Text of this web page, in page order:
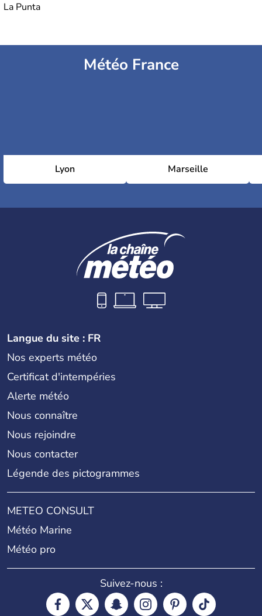
La Punta
Météo France
Lyon Marseille
Langue du site : FR
Nos experts météo
Certificat d'intempéries
Alerte météo
Nous connaître
Nous rejoindre
Nous contacter
Légende des pictogrammes
METEO CONSULT
Météo Marine
Météo pro
Suivez-nous :